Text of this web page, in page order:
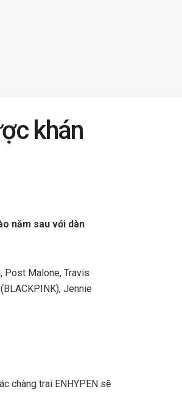
khán
năm sau với dàn
Post Malone, Travis
Jennie
chàng trai ENHYPEN sẽ